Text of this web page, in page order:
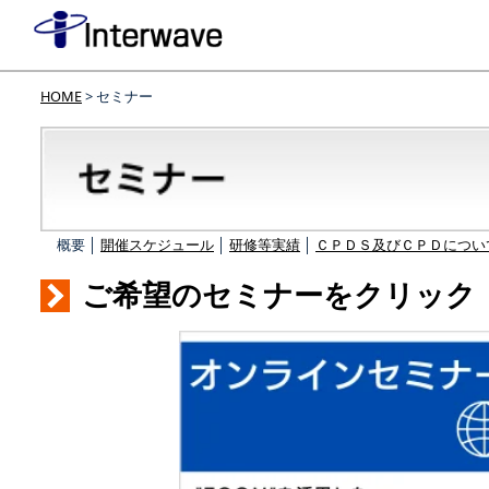
HOME> セミナー
概要 │ 開催スケジュール 研修等実績 ＣＰＤＳ及びＣＰＤにつ
ご希望のセミナーをクリック